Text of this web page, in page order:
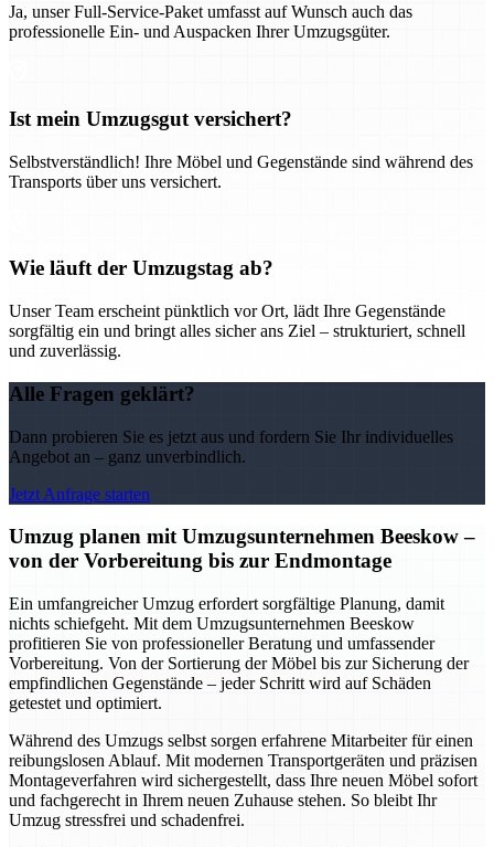
Ja, unser Full-Service-Paket umfasst auf Wunsch auch das
professionelle Ein- und Auspacken Ihrer Umzugsgüter.
Ist mein Umzugsgut versichert?
Selbstverständlich! Ihre Möbel und Gegenstände sind während des
Transports über uns versichert.
Wie läuft der Umzugstag ab?
Unser Team erscheint pünktlich vor Ort, lädt Ihre Gegenstände
sorgfältig ein und bringt alles sicher ans Ziel – strukturiert, schnell
und zuverlässig.
Alle Fragen geklärt?
Dann probieren Sie es jetzt aus und fordern Sie Ihr individuelles
Angebot an – ganz unverbindlich.
Jetzt Anfrage starten
Umzug planen mit Umzugsunternehmen Beeskow –
von der Vorbereitung bis zur Endmontage
Ein umfangreicher Umzug erfordert sorgfältige Planung, damit
nichts schiefgeht. Mit dem Umzugsunternehmen Beeskow
profitieren Sie von professioneller Beratung und umfassender
Vorbereitung. Von der Sortierung der Möbel bis zur Sicherung der
empfindlichen Gegenstände – jeder Schritt wird auf Schäden
getestet und optimiert.
Während des Umzugs selbst sorgen erfahrene Mitarbeiter für einen
reibungslosen Ablauf. Mit modernen Transportgeräten und präzisen
Montageverfahren wird sichergestellt, dass Ihre neuen Möbel sofort
und fachgerecht in Ihrem neuen Zuhause stehen. So bleibt Ihr
Umzug stressfrei und schadenfrei.